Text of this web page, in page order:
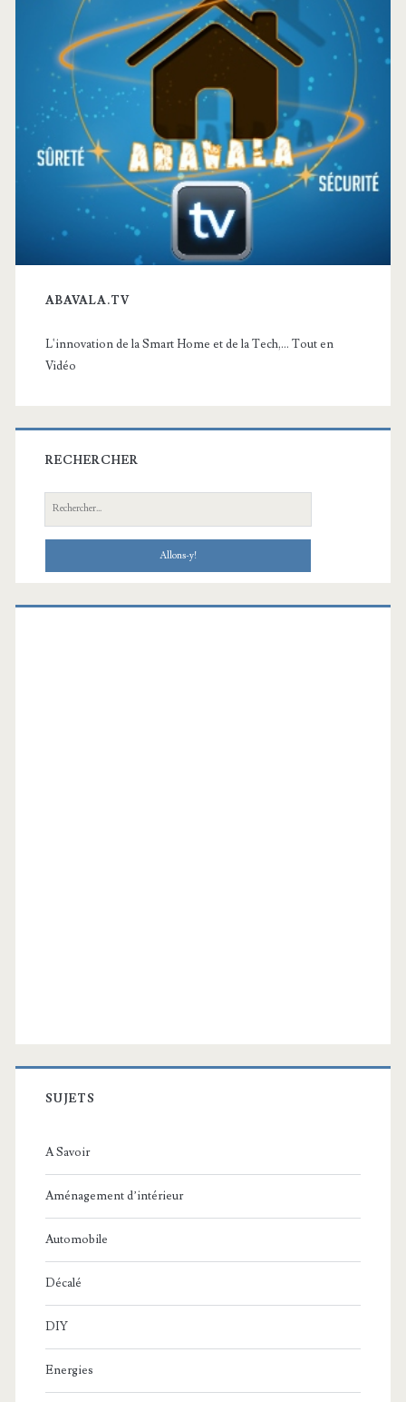
ABAVALA.TV
L'innovation de la Smart Home et de la Tech,... Tout en
Vidéo
RECHERCHER
Recherche:
SUJETS
A Savoir
Aménagement d’intérieur
Automobile
Décalé
DIY
Energies